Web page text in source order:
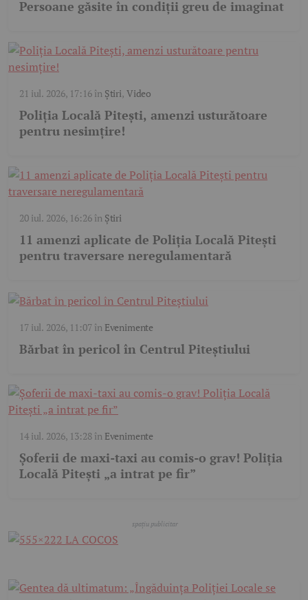
Persoane găsite în condiții greu de imaginat
21 iul. 2026, 17:16în Știri, Video
Poliția Locală Pitești, amenzi usturătoare
pentru nesimțire!
20 iul. 2026, 16:26în Știri
11 amenzi aplicate de Poliția Locală Pitești
pentru traversare neregulamentară
17 iul. 2026, 11:07în Evenimente
Bărbat în pericol în Centrul Piteștiului
14 iul. 2026, 13:28în Evenimente
Șoferii de maxi-taxi au comis-o grav! Poliția
Locală Pitești „a intrat pe fir”